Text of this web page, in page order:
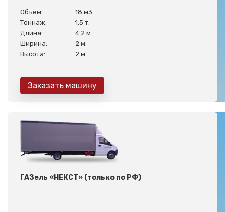
Объем:
18 м3
Тоннаж:
1.5 т.
Длина:
4.2 м.
Ширина:
2 м.
Высота:
2 м.
Заказать машину
ГАЗель «НЕКСТ» (только по РФ)